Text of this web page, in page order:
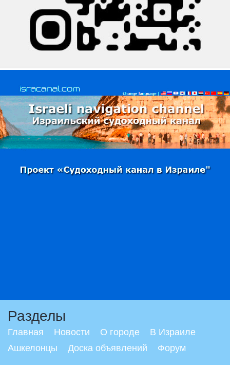
Разделы
Главная Новости О городе
В Израиле
Ашкелонцы
Доска объявлений Форум